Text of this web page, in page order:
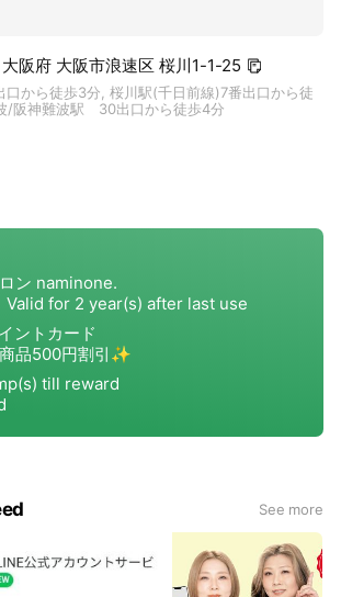
阪府 大阪市浪速区 桜川1-1-25
から徒歩3分, 桜川駅(千日前線)7番出口から徒
/阪神難波駅 30出口から徒歩4分
See more